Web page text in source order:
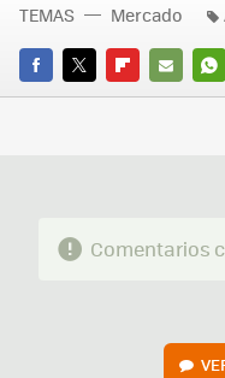
FACEBOOK
TWITTERFLIPBOARD
E-
TEMAS Mercado
Comentarios